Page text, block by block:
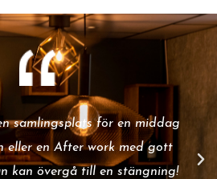
samlingsplats för en middag
eller en After work med gott
kan övergå till en stängning!